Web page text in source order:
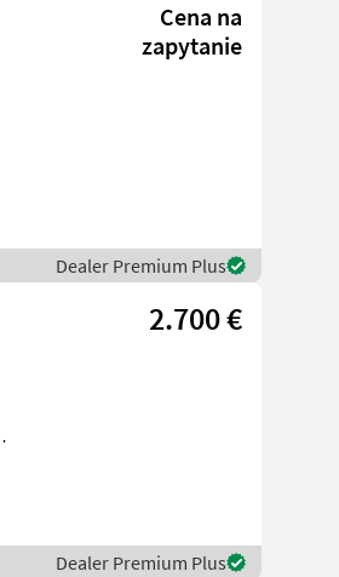
Cena na
zapytanie
Dealer Premium Plus
2.700 €
Dealer Premium Plus